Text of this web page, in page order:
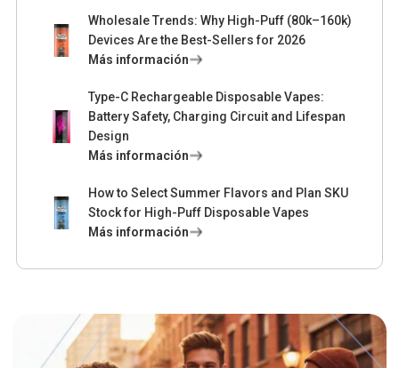
Wholesale Trends: Why High-Puff (80k–160k)
Devices Are the Best-Sellers for 2026
Más información
Type-C Rechargeable Disposable Vapes:
Battery Safety, Charging Circuit and Lifespan
Design
Más información
How to Select Summer Flavors and Plan SKU
Stock for High-Puff Disposable Vapes
Más información